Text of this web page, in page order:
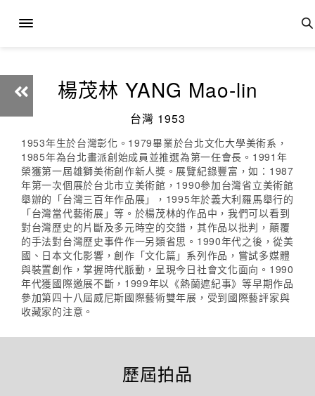
楊茂林 YANG Mao-lin
台灣 1953
1953年生於台灣彰化。1979畢業於台北文化大學美術系，
1985年為台北畫派創始成員並推選為第一任會長。1991年
榮獲第一屆雄獅美術創作新人獎。展覽紀錄豐富，如：1987
年第一次個展於台北市立美術館，1990參加台灣省立美術館
舉辦的「台灣三百年作品展」，1995年於義大利羅馬舉行的
「台灣當代藝術展」等。於楊茂林的作品中，我們可以看到
對台灣歷史的片斷及多元時空的交錯，其作品以批判，顛覆
的手法對台灣歷史事件作一另類省思。1990年代之後，從美
國、日本文化影響，創作「文化篇」系列作品，嘗試多媒體
與裝置創作，掌握時代脈動，呈現今日社會文化面向。1990
年代獲國際邀展不斷，1999年以《熱蘭遮紀事》等早期作品
參加第四十八屆威尼斯國際藝術雙年展，受到國際藝評家與
收藏家的注意。
歷屆拍品